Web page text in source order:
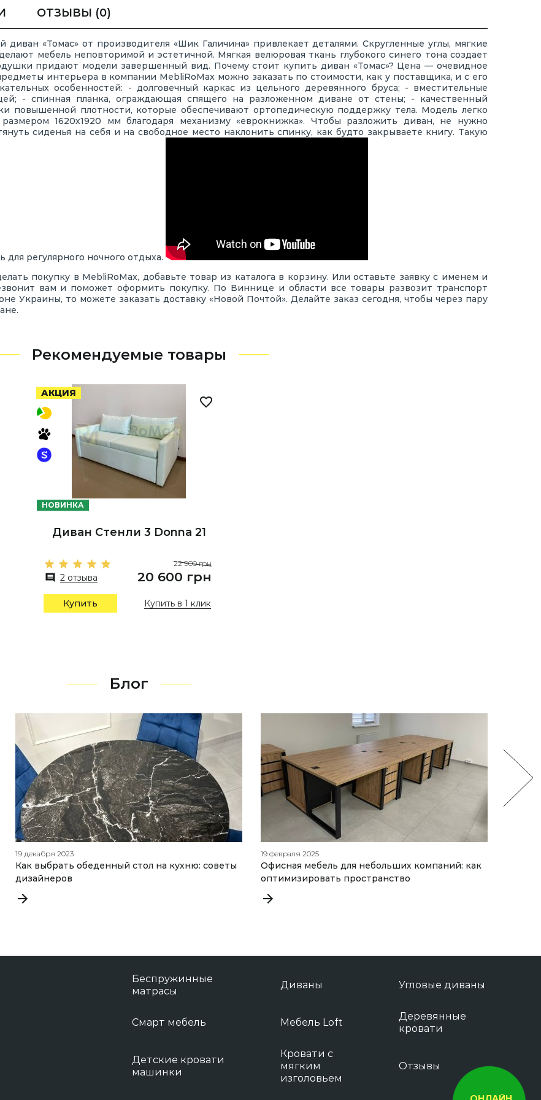
ОТЗЫВЫ (0)
«Томас» от производителя «Шик Галичина» привлекает деталями. Скругленные углы, мягкие
мебель неповторимой и эстетичной. Мягкая велюровая ткань глубокого синего тона создает
придают модели завершенный вид. Почему стоит купить диван «Томас»? Цена — очевидное
интерьера в компании MebliRoMax можно заказать по стоимости, как у поставщика, и с его
особенностей: - долговечный каркас из цельного деревянного бруса; - вместительные
- спинная планка, ограждающая спящего на разложенном диване от стены; - качественный
повышенной плотности, которые обеспечивают ортопедическую поддержку тела. Модель легко
1620х1920 мм благодаря механизму «еврокнижка». Чтобы разложить диван, не нужно
сиденья на себя и на свободное место наклонить спинку, как будто закрываете книгу. Такую
регулярного ночного отдыха.
покупку в MebliRoMax, добавьте товар из каталога в корзину. Или оставьте заявку с именем и
вам и поможет оформить покупку. По Виннице и области все товары развозит транспорт
Украины, то можете заказать доставку «Новой Почтой». Делайте заказ сегодня, чтобы через пару
Рекомендуемые товары
АКЦИЯ
НОВИНКА
Диван Стенли 3 Donna 21
2 отзыва
22 900 грн
20 600 грн
Купить Купить в 1 клик
Блог
19 декабря 2023
Как выбрать обеденный стол на кухню: советы
дизайнеров
19 февраля 2025
Офисная мебель для небольших компаний: как
оптимизировать пространство
Беспружинные
матрасы
Диваны Угловые диваны
Смарт мебель Мебель Loft
Деревянные
кровати
Детские кровати
машинки
Кровати с
мягким
изголовьем
Отзывы